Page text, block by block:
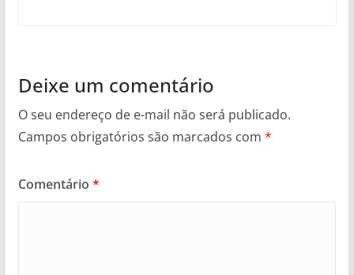
Deixe um comentário
O seu endereço de e-mail não será publicado.
Campos obrigatórios são marcados com *
Comentário *